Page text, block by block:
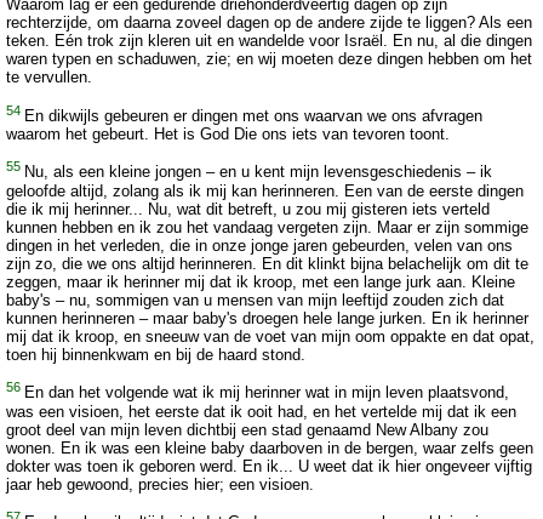
Waarom lag er één gedurende driehonderdveertig dagen op zijn
rechterzijde, om daarna zoveel dagen op de andere zijde te liggen? Als een
teken. Eén trok zijn kleren uit en wandelde voor Israël. En nu, al die dingen
waren typen en schaduwen, zie; en wij moeten deze dingen hebben om het
te vervullen.
54 En dikwijls gebeuren er dingen met ons waarvan we ons afvragen
waarom het gebeurt. Het is God Die ons iets van tevoren toont.
55 Nu, als een kleine jongen – en u kent mijn levensgeschiedenis – ik
geloofde altijd, zolang als ik mij kan herinneren. Een van de eerste dingen
die ik mij herinner... Nu, wat dit betreft, u zou mij gisteren iets verteld
kunnen hebben en ik zou het vandaag vergeten zijn. Maar er zijn sommige
dingen in het verleden, die in onze jonge jaren gebeurden, velen van ons
zijn zo, die we ons altijd herinneren. En dit klinkt bijna belachelijk om dit te
zeggen, maar ik herinner mij dat ik kroop, met een lange jurk aan. Kleine
baby's – nu, sommigen van u mensen van mijn leeftijd zouden zich dat
kunnen herinneren – maar baby's droegen hele lange jurken. En ik herinner
mij dat ik kroop, en sneeuw van de voet van mijn oom oppakte en dat opat,
toen hij binnenkwam en bij de haard stond.
56 En dan het volgende wat ik mij herinner wat in mijn leven plaatsvond,
was een visioen, het eerste dat ik ooit had, en het vertelde mij dat ik een
groot deel van mijn leven dichtbij een stad genaamd New Albany zou
wonen. En ik was een kleine baby daarboven in de bergen, waar zelfs geen
dokter was toen ik geboren werd. En ik... U weet dat ik hier ongeveer vijftig
jaar heb gewoond, precies hier; een visioen.